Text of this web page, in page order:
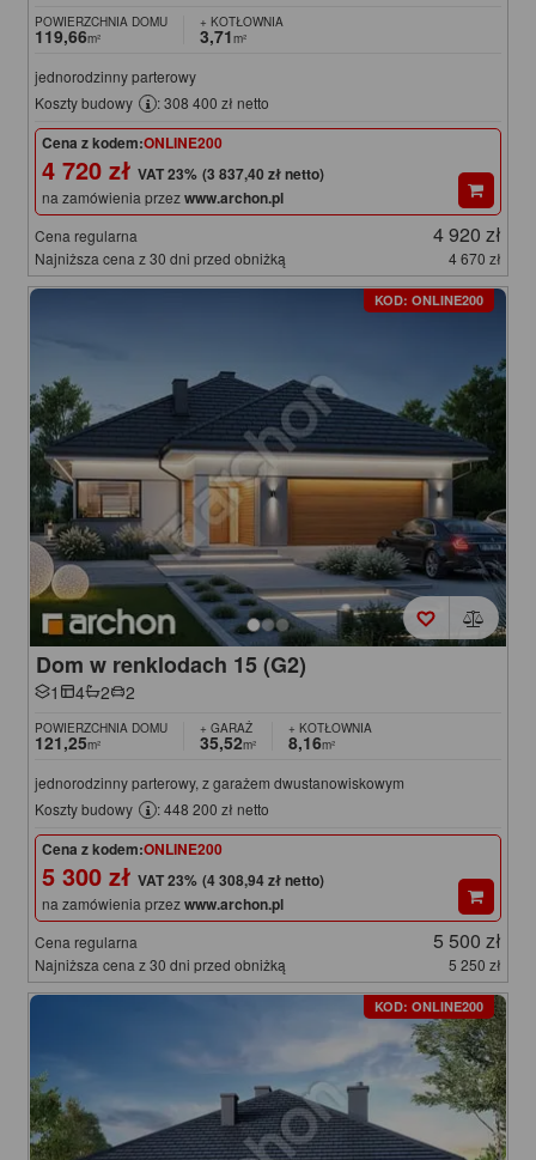
POWIERZCHNIA DOMU
119,66m²
+ KOTŁOWNIA
3,71m²
jednorodzinny parterowy
Koszty budowy
: 308 400 zł netto
Cena z kodem:ONLINE200
4 720 zł (3 837,40 zł netto)
na zamówienia przezwww.archon.pl
Cena regularna 4 920 zł
Najniższa cena z 30 dni przed obniżką 4 670 zł
KOD: ONLINE200
Dom w renklodach 15 (G2)
1 4 2 2
POWIERZCHNIA DOMU
121,25m²
+ GARAŻ
35,52m²
+ KOTŁOWNIA
8,16m²
jednorodzinny parterowy, z garażem dwustanowiskowym
Koszty budowy
: 448 200 zł netto
Cena z kodem:ONLINE200
5 300 zł (4 308,94 zł netto)
na zamówienia przezwww.archon.pl
Cena regularna 5 500 zł
Najniższa cena z 30 dni przed obniżką 5 250 zł
KOD: ONLINE200